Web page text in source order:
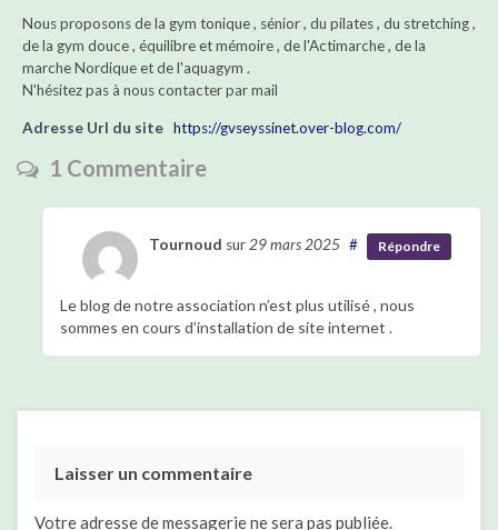
Nous proposons de la gym tonique , sénior , du pilates , du stretching ,
de la gym douce , équilibre et mémoire , de l'Actimarche , de la
marche Nordique et de l'aquagym .
N'hésitez pas à nous contacter par mail
Adresse Url du site https://gvseyssinet.over-blog.com/
1 Commentaire
Tournoud sur29 mars 2025 # Répondre
Le blog de notre association n’est plus utilisé , nous
sommes en cours d’installation de site internet .
Laisser un commentaire
Votre adresse de messagerie ne sera pas publiée.